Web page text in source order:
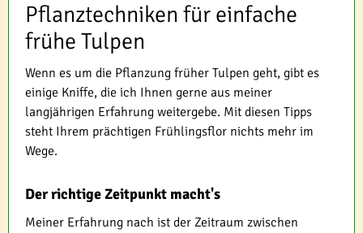
Pflanztechniken für einfache
frühe Tulpen
Wenn es um die Pflanzung früher Tulpen geht, gibt es
einige Kniffe, die ich Ihnen gerne aus meiner
langjährigen Erfahrung weitergebe. Mit diesen Tipps
steht Ihrem prächtigen Frühlingsflor nichts mehr im
Wege.
Der richtige Zeitpunkt macht's
Meiner Erfahrung nach ist der Zeitraum zwischen